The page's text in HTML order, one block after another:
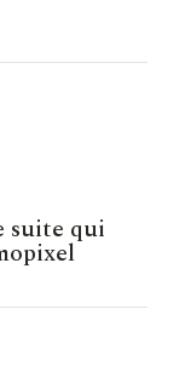
suite qui